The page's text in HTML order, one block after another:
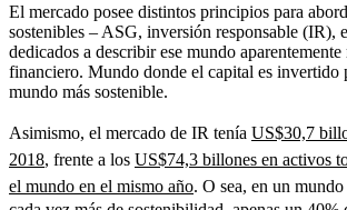
El mercado posee distintos principios para
sostenibles – ASG, inversión responsable (IR),
dedicados a describir ese mundo
financiero. Mundo donde el capital es invertido
mundo más sostenible.
Asimismo, el mercado de IR tenía US$30,7
2018, frente a los US$74,3 billones en activos
el mundo en el mismo año. O sea, en un